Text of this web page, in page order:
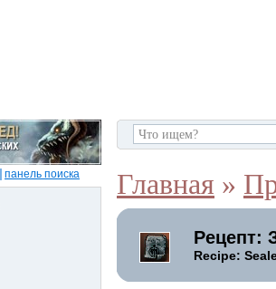
панель поиска Главная »
Рецепт:
Recipe: